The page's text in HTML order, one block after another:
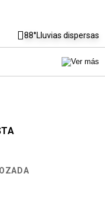
88°Lluvias dispersas